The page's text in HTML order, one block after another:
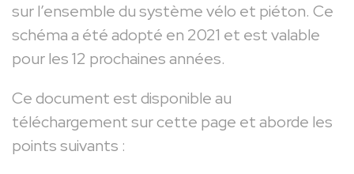
sur l’ensemble du système vélo et piéton. Ce
schéma a été adopté en 2021 et est valable
pour les 12 prochaines années.
Ce document est disponible au
téléchargement sur cette page et aborde les
points suivants :